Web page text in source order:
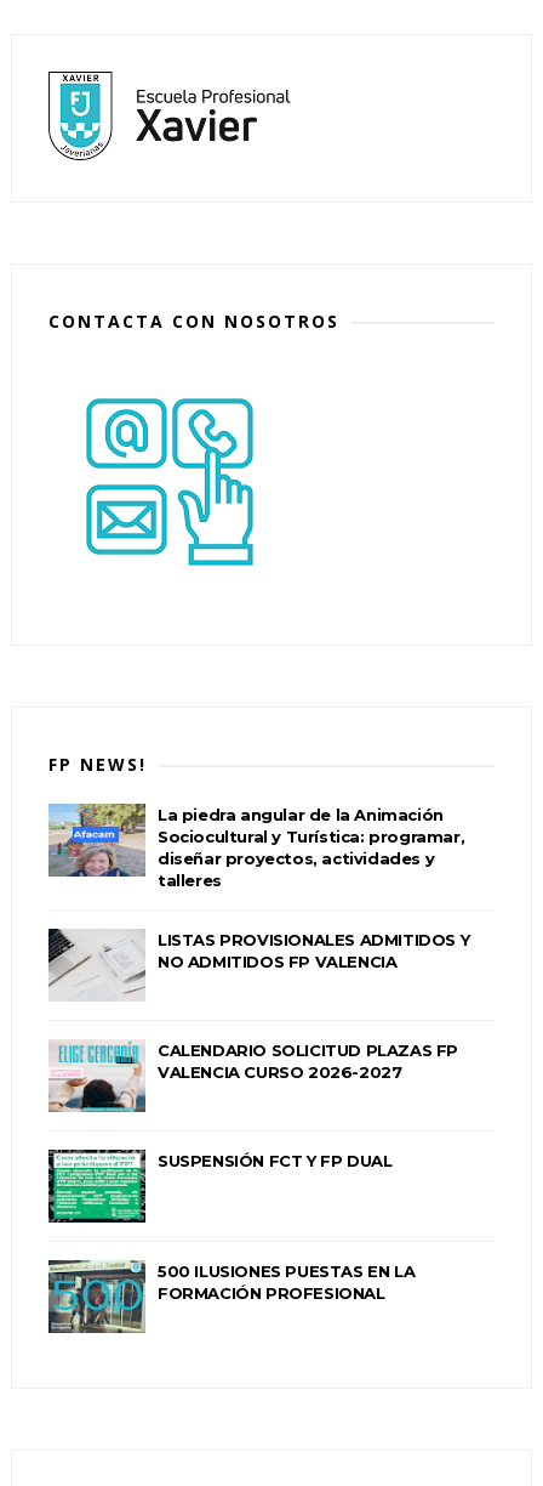
CONTACTA CON NOSOTROS
FP NEWS!
La piedra angular de la Animación
Sociocultural y Turística: programar,
diseñar proyectos, actividades y
talleres
LISTAS PROVISIONALES ADMITIDOS Y
NO ADMITIDOS FP VALENCIA
CALENDARIO SOLICITUD PLAZAS FP
VALENCIA CURSO 2026-2027
SUSPENSIÓN FCT Y FP DUAL
500 ILUSIONES PUESTAS EN LA
FORMACIÓN PROFESIONAL